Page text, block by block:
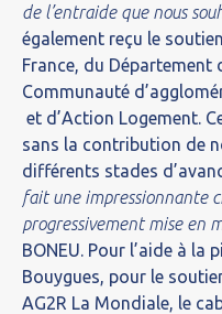
de l’entraide que nous
également reçu le
France, du Département
Communauté
et d’Action Logement.
sans la contribution de
différents stades
fait une impressionnante
progressivement mise en
BONEU. Pour l’aide à la
Bouygues, pour le
AG2R La Mondiale, le